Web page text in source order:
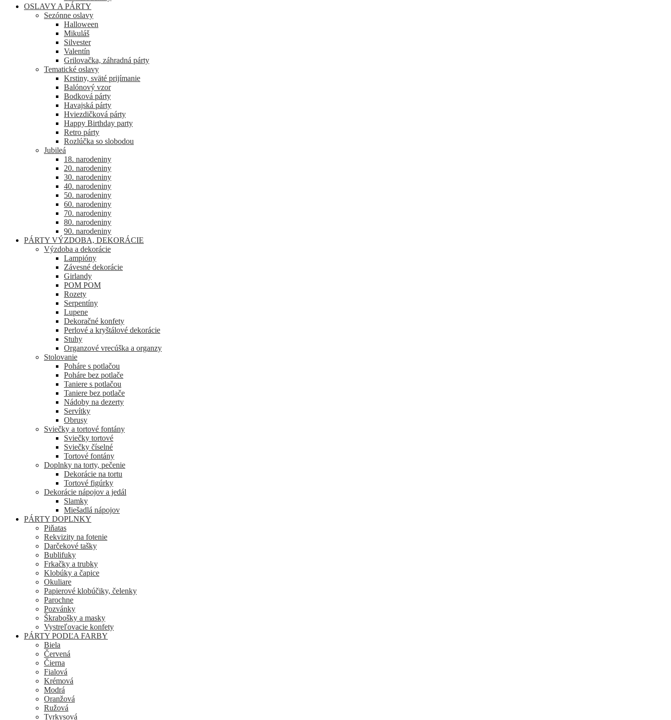
OSLAVY A PÁRTY
Sezónne oslavy
Halloween
Mikuláš
Silvester
Valentín
Grilovačka, záhradná párty
Tematické oslavy
Krstiny, sväté prijímanie
Balónový vzor
Bodková párty
Havajská párty
Hviezdičková párty
Happy Birthday party
Retro párty
Rozlúčka so slobodou
Jubileá
18. narodeniny
20. narodeniny
30. narodeniny
40. narodeniny
50. narodeniny
60. narodeniny
70. narodeniny
80. narodeniny
90. narodeniny
PÁRTY VÝZDOBA, DEKORÁCIE
Výzdoba a dekorácie
Lampióny
Závesné dekorácie
Girlandy
POM POM
Rozety
Serpentíny
Lupene
Dekoračné konfety
Perlové a kryštálové dekorácie
Stuhy
Organzové vrecúška a organzy
Stolovanie
Poháre s potlačou
Poháre bez potlače
Taniere s potlačou
Taniere bez potlače
Nádoby na dezerty
Servítky
Obrusy
Sviečky a tortové fontány
Sviečky tortové
Sviečky číselné
Tortové fontány
Doplnky na torty, pečenie
Dekorácie na tortu
Tortové figúrky
Dekorácie nápojov a jedál
Slamky
Miešadlá nápojov
PÁRTY DOPLNKY
Piňatas
Rekvizity na fotenie
Darčekové tašky
Bublifuky
Frkačky a trubky
Klobúky a čapice
Okuliare
Papierové klobúčiky, čelenky
Parochne
Pozvánky
Škrabošky a masky
Vystreľovacie konfety
PÁRTY PODĽA FARBY
Biela
Červená
Čierna
Fialová
Krémová
Modrá
Oranžová
Ružová
Tyrkysová